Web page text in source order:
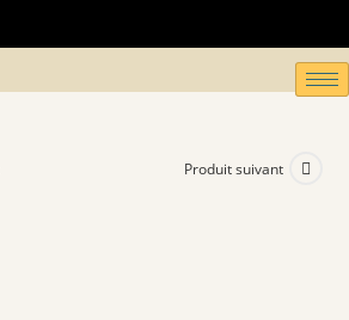
Produit suivant